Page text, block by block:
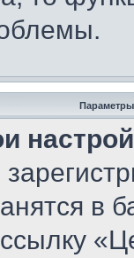
Параметры
в